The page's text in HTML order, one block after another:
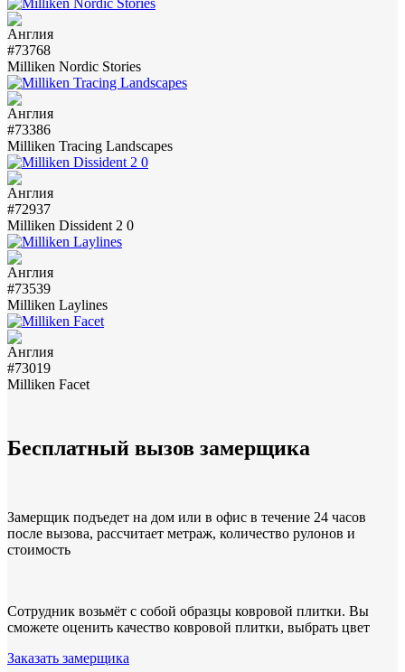
#73768
Milliken Nordic Stories
#73386
Milliken Tracing Landscapes
#72937
Milliken Dissident 2 0
#73539
Milliken Laylines
#73019
Milliken Facet
Бесплатный вызов замерщика
Замерщик подъедет на дом или в офис в течение 24 часов
после вызова, рассчитает метраж, количество рулонов и
стоимость
Сотрудник возьмёт с собой образцы ковровой плитки. Вы
сможете оценить качество ковровой плитки, выбрать цвет
Заказать замерщика